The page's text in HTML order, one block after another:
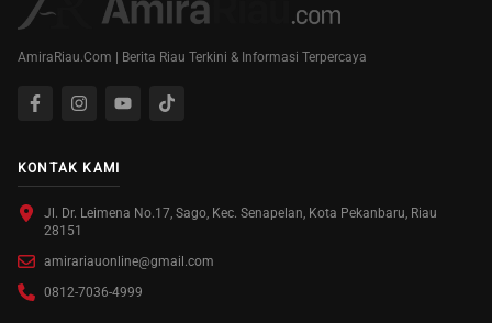
AmiraRiau.Com | Berita Riau Terkini & Informasi Terpercaya
KONTAK KAMI
Jl. Dr. Leimena No.17, Sago, Kec. Senapelan, Kota Pekanbaru, Riau
28151
amirariauonline@gmail.com
0812-7036-4999